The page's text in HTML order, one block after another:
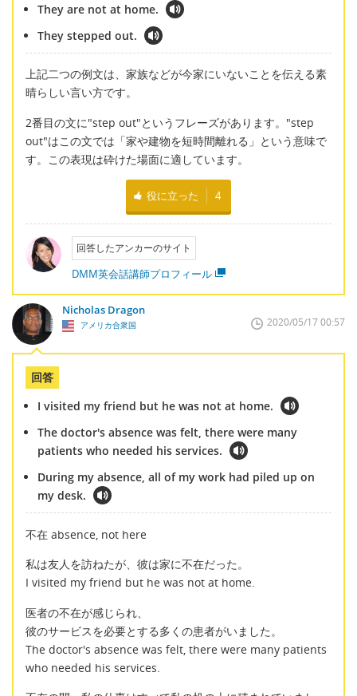
They are not at home.
They stepped out.
上記二つの例文は、家族などが今家にいないことを伝える素
晴らしい言い方です。
2番目の文に"step out"というフレーズがあります。"step
out"はこの文では「家や建物を短時間離れる」という意味で
す。この表現は砕けた場面に適しています。
役に立った 4
回答したアンカーのサイト
DMM英会話講師プロフィール
Nicholas Dragon
アメリカ合衆国 2020/05/17 00:57
回答
I visited my friend but he was not at home.
The doctor's absence was felt, there were many
patients who needed his services.
During my absence, all of my work had piled up on
my desk.
不在 absence, not here
私は友人を訪ねたが、彼は家に不在だった。
I visited my friend but he was not at home.
医者の不在が感じられ、
彼のサービスを必要とする多くの患者がいました。
The doctor's absence was felt, there were many patients
who needed his services.